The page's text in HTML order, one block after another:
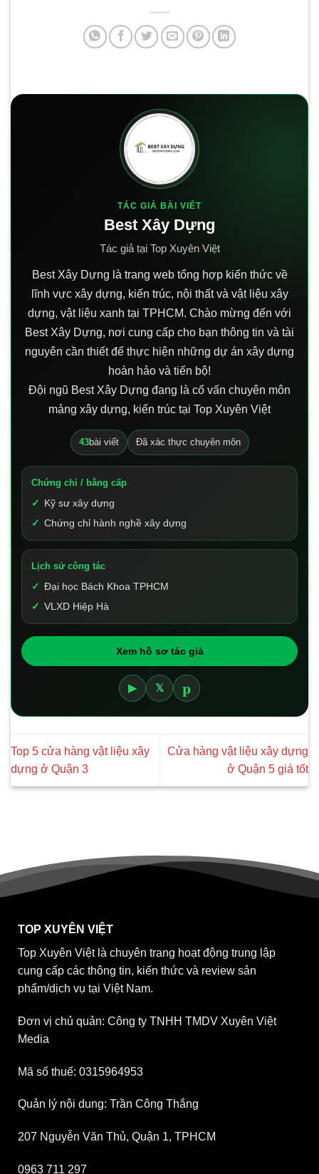
TÁC GIẢ BÀI VIẾT
Best Xây Dựng
Tác giả tại Top Xuyên Việt
Best Xây Dựng là trang web tổng hợp kiến thức về
lĩnh vực xây dựng, kiến trúc, nội thất và vật liệu xây
dựng, vật liệu xanh tại TPHCM. Chào mừng đến với
Best Xây Dựng, nơi cung cấp cho bạn thông tin và tài
nguyên cần thiết để thực hiện những dự án xây dựng
hoàn hảo và tiến bộ!
Đội ngũ Best Xây Dựng đang là cố vấn chuyên môn
mảng xây dựng, kiến trúc tại Top Xuyên Việt
43bài viết Đã xác thực chuyên môn
Chứng chỉ / bằng cấp
Kỹ sư xây dựng
Chứng chỉ hành nghề xây dựng
Lịch sử công tác
Đại học Bách Khoa TPHCM
VLXD Hiệp Hà
Xem hồ sơ tác giả
▶ 𝕏 p
Top 5 cửa hàng vật liệu xây
dựng ở Quận 3
Cửa hàng vật liệu xây dựng
ở Quận 5 giá tốt
TOP XUYÊN VIỆT
Top Xuyên Việt là chuyên trang hoạt động trung lập
cung cấp các thông tin, kiến thức và review sản
phẩm/dịch vụ tại Việt Nam.
Đơn vị chủ quản: Công ty TNHH TMDV Xuyên Việt
Media
Mã số thuế: 0315964953
Quản lý nội dung: Trần Công Thắng
207 Nguyễn Văn Thủ, Quận 1, TPHCM
0963 711 297